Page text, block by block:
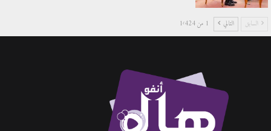
السابق التالي 1 من 1٬424